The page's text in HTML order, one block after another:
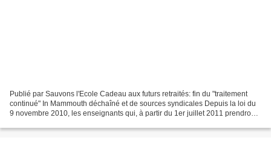
Publié par Sauvons l'Ecole Cadeau aux futurs retraités: fin du "traitement
continué" In Mammouth déchaîné et de sources syndicales Depuis la loi du
9 novembre 2010, les enseignants qui, à partir du 1er juillet 2011 prendront